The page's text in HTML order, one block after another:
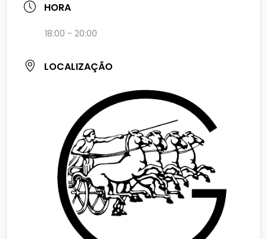
HORA
18:00 - 20:00
LOCALIZAÇÃO